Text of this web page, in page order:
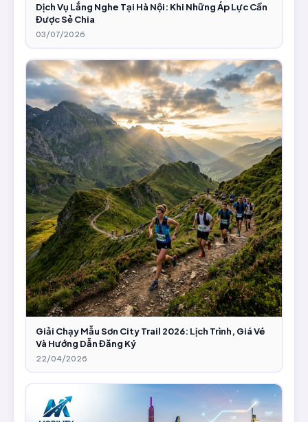
Dịch Vụ Lắng Nghe Tại Hà Nội: Khi Những Áp Lực Cần
Được Sẻ Chia
03/07/2026
Giải Chạy Mẫu Sơn City Trail 2026: Lịch Trình, Giá Vé
Và Hướng Dẫn Đăng Ký
22/04/2026